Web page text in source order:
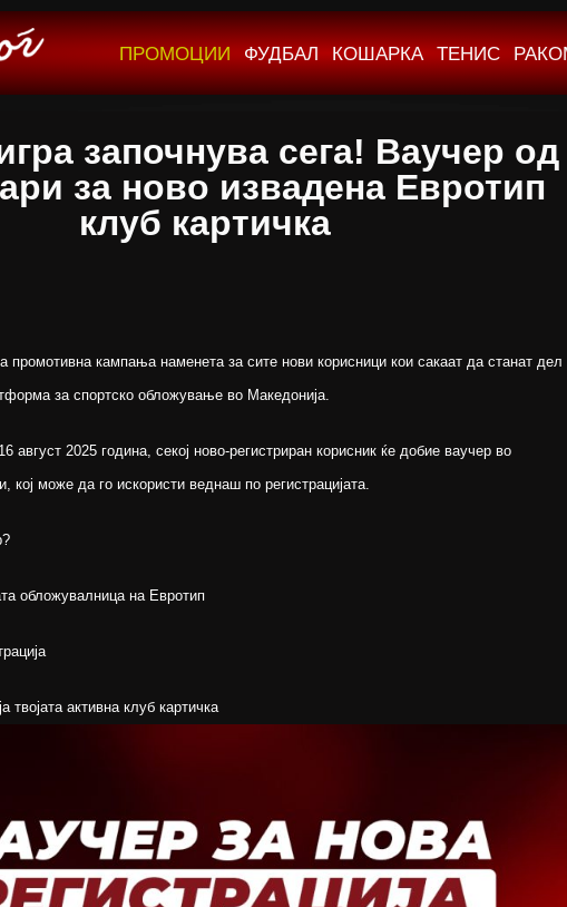
ПРОМОЦИИ ФУДБАЛ КОШАРКА ТЕНИС
започнува сега! Ваучер од
за ново извадена Евротип
клуб картичка
промотивна кампања наменета за сите нови корисници кои сакаат да станат дел
за спортско обложување во Македонија.
август 2025 година, секој ново-регистриран корисник ќе добие ваучер во
кој може да го искористи веднаш по регистрацијата.
обложувалница на Евротип
активна клуб картичка